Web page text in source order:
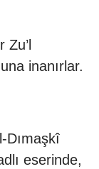
inanırlar.
Dımaşkî
eserinde,